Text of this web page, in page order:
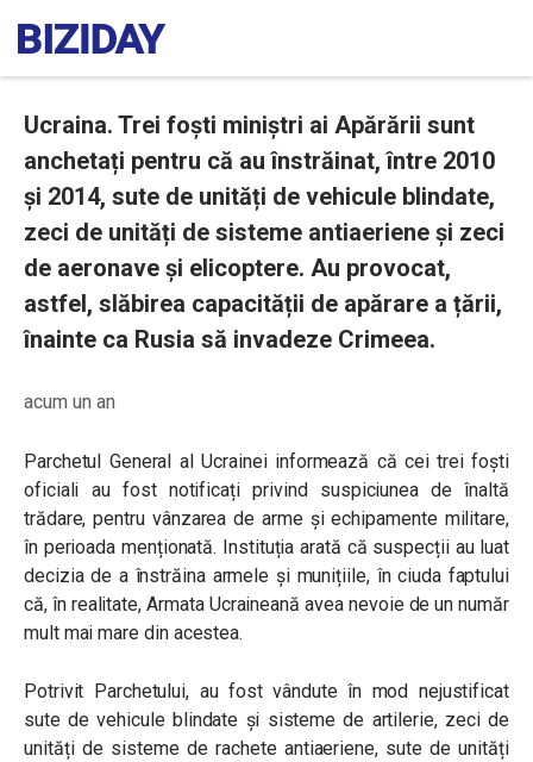
Ucraina. Trei foști miniștri ai Apărării sunt
anchetați pentru că au înstrăinat, între 2010
și 2014, sute de unități de vehicule blindate,
zeci de unități de sisteme antiaeriene și zeci
de aeronave și elicoptere. Au provocat,
astfel, slăbirea capacității de apărare a țării,
înainte ca Rusia să invadeze Crimeea.
acum un an
Parchetul General al Ucrainei informează că cei trei foști
oficiali au fost notificați privind suspiciunea de înaltă
trădare, pentru vânzarea de arme și echipamente militare,
în perioada menționată. Instituția arată că suspecții au luat
decizia de a înstrăina armele și munițiile, în ciuda faptului
că, în realitate, Armata Ucraineană avea nevoie de un număr
mult mai mare din acestea.
Potrivit Parchetului, au fost vândute în mod nejustificat
sute de vehicule blindate și sisteme de artilerie, zeci de
unități de sisteme de rachete antiaeriene, sute de unități